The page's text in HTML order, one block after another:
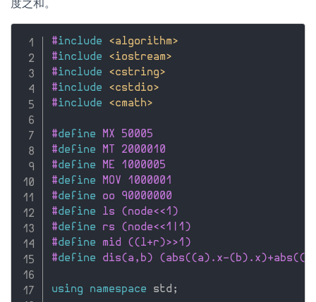
度之和。
#include
<algorithm>
#include
<iostream>
#include
<cstring>
#include
<cstdio>
#include <cmath>
#define MX 50005
#define MT 2000010
#define ME 1000005
#define MOV 1000001
#define oo 90000000
#define ls (node<<1)
#define rs (node<<1|1)
#define mid ((l+r)>>1)
#define dis(a,b) (abs((a).x-
using namespace std ;